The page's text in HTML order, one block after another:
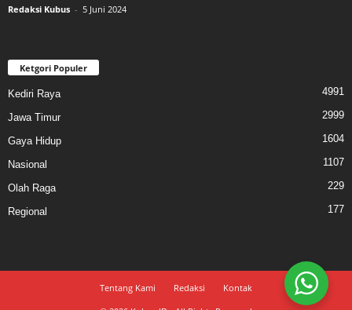
Redaksi Kubus - 5 Juni 2024
Ketgori Populer
Kediri Raya 4991
Jawa Timur 2999
Gaya Hidup 1604
Nasional 1107
Olah Raga 229
Regional 177
Tentang Kami Redaksi
Kontak